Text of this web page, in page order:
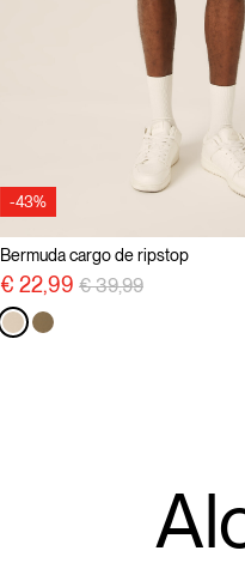
-43%
Bermuda cargo de ripstop
€ 22,99 precio rebajado
€ 39,99a